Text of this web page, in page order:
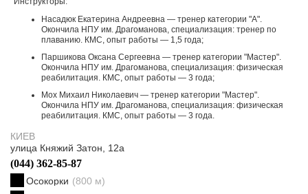
Насадюк Екатерина Андреевна — тренер категории "А".
Окончила НПУ им. Драгоманова, специализация: тренер по
плаванию. КМС, опыт работы — 1,5 года;
Паршикова Оксана Сергеевна — тренер категории "Мастер".
Окончила НПУ им. Драгоманова, специализация: физическая
реабилитация. КМС, опыт работы — 3 года;
Мох Михаил Николаевич — тренер категории "Мастер".
Окончила НПУ им. Драгоманова, специализация: физическая
реабилитация. КМС, опыт работы — 3 года.
КИЕВ
улица Княжий Затон, 12а
(044) 362-85-87
Осокорки (800 м)